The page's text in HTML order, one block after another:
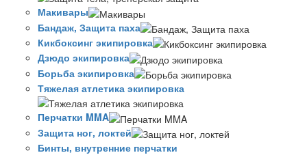
Макивары
Бандаж, Защита паха
Кикбоксинг экипировка
Дзюдо экипировка
Борьба экипировка
Тяжелая атлетика экипировка
Перчатки MMA
Защита ног, локтей
Бинты, внутренние перчатки